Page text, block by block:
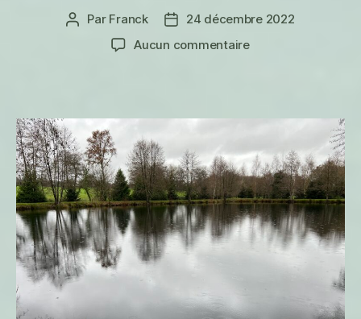
Auteur
Par Franck
Date24 décembre 2022
Aucun commentairesur